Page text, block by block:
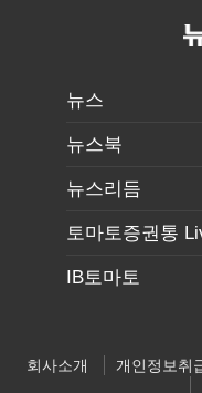
뉴스
뉴스북
뉴스리듬
토마토증권통
IB토마토
회사소개 개인정보취